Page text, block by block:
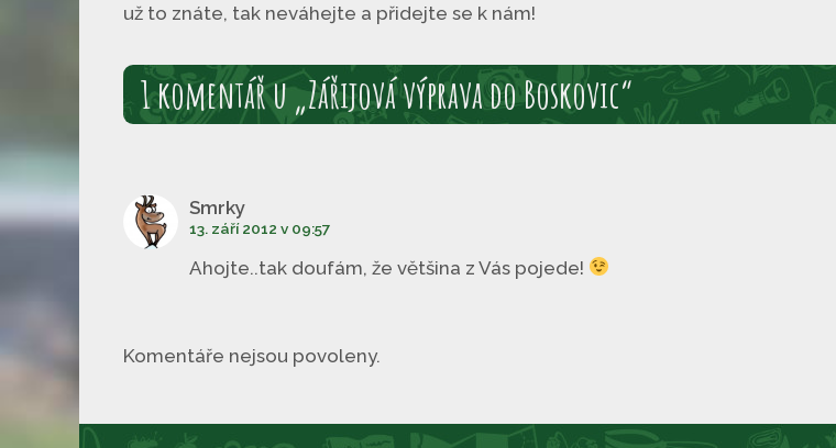
už to znáte, tak neváhejte a přidejte se k nám!
1 komentář u „Zářijová výprava do Boskovic“
Smrky
13. září 2012 v 09:57
Ahojte..tak doufám, že většina z Vás pojede!
Komentáře nejsou povoleny.